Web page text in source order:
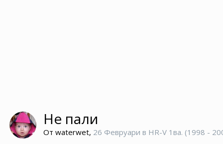
Не пали
От waterwet, 26 Февруари в HR-V 1ва. (1998 -